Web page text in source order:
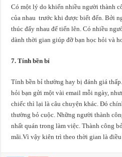
Có một lý do khiến nhiều người thành
của nhau trước khi được biết đến. Bởi
thúc đẩy nhau để tiến lên. Có nhiều
dành thời gian giúp đỡ bạn học hỏi và
7. Tính bền bỉ
Tính bền bỉ thường hay bị đánh giá
hỏi bạn gửi một vài email mỗi ngày,
chiếc thì lại là câu chuyện khác. Đó
thường bỏ cuộc. Những người thành
nhất quán trong làm việc. Thành công
mãi.Vì vậy kiên trì theo thời gian là